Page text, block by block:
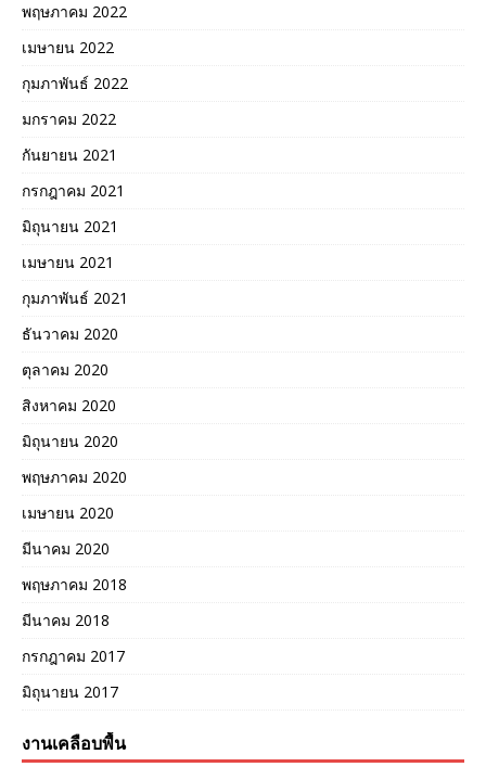
พฤษภาคม 2022
เมษายน 2022
กุมภาพันธ์ 2022
มกราคม 2022
กันยายน 2021
กรกฎาคม 2021
มิถุนายน 2021
เมษายน 2021
กุมภาพันธ์ 2021
ธันวาคม 2020
ตุลาคม 2020
สิงหาคม 2020
มิถุนายน 2020
พฤษภาคม 2020
เมษายน 2020
มีนาคม 2020
พฤษภาคม 2018
มีนาคม 2018
กรกฎาคม 2017
มิถุนายน 2017
งานเคลือบพื้น